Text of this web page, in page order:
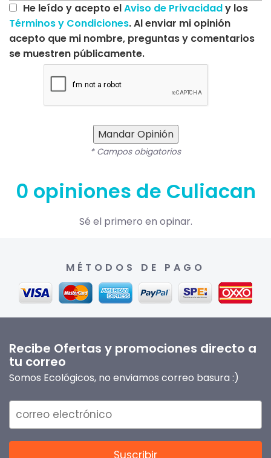
He leído y acepto elAviso de Privacidady los
Términos y Condiciones. Al enviar mi opinión
acepto que mi nombre, preguntas y comentarios
se muestren públicamente.
Mandar Opinión
* Campos obigatorios
0 opiniones de Culiacan
Sé el primero en opinar.
MÉTODOS DE PAGO
Recibe Ofertas y promociones directo a
tu correo
Somos Ecológicos, no enviamos correo basura :)